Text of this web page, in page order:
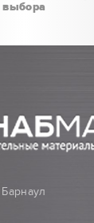
выбора
Барнаул